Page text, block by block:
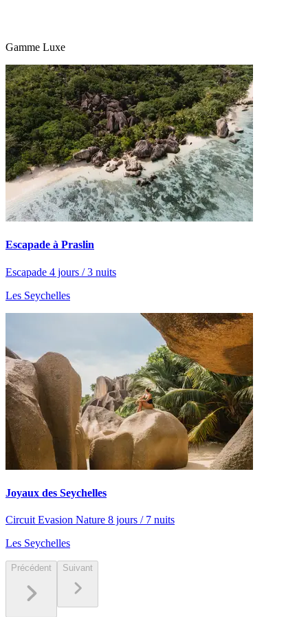
Gamme Luxe
Escapade à Praslin
Escapade 4 jours / 3 nuits
Les Seychelles
Joyaux des Seychelles
Circuit Evasion Nature 8 jours / 7 nuits
Les Seychelles
Précédent Suivant